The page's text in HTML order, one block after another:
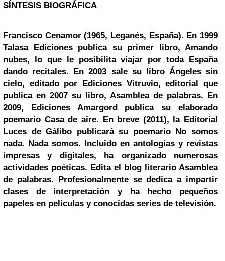
SÍNTESIS BIOGRÁFICA
Francisco Cenamor (1965, Leganés, España). En 1999
Talasa Ediciones publica su primer libro, Amando
nubes, lo que le posibilita viajar por toda España
dando recitales. En 2003 sale su libro Ángeles sin
cielo, editado por Ediciones Vitruvio, editorial que
publica en 2007 su libro, Asamblea de palabras. En
2009, Ediciones Amargord publica su elaborado
poemario Casa de aire. En breve (2011), la Editorial
Luces de Gálibo publicará su poemario No somos
nada. Nada somos. Incluido en antologías y revistas
impresas y digitales, ha organizado numerosas
actividades poéticas. Edita el blog literario Asamblea
de palabras. Profesionalmente se dedica a impartir
clases de interpretación y ha hecho pequeños
papeles en películas y conocidas series de televisión.